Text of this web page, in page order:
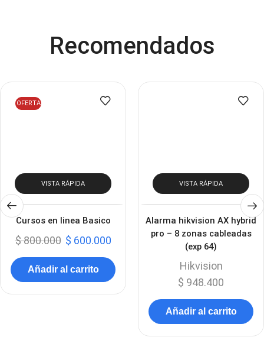
Recomendados
OFERTA
VISTA RÁPIDA
Cursos en linea Basico
$800.000 $ 600.000
Añadir al carrito
VISTA RÁPIDA
Alarma hikvision AX hybrid
pro – 8 zonas cableadas
(exp 64)
Hikvision
$ 948.400
Añadir al carrito